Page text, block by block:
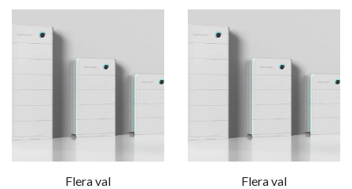
Flera val
Flera val